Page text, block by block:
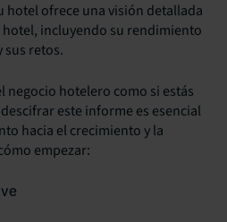
hotel ofrece una visión detallada
incluyendo su rendimiento
sus retos.
negocio hotelero como si estás
este informe es esencial
hacia el crecimiento y la
empezar: